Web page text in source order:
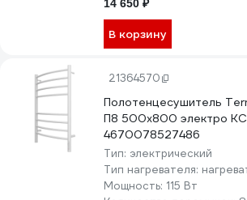
14 650 ₽
В корзину
21364570
Полотенцесушитель
П8 500x800 электро
4670078527486
Тип: электрический
Тип нагревателя:
Мощность: 115 Вт